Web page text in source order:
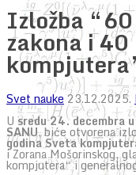
Izložba
zakona i
Svet nauke 23.12.2025.
U sredu 24. decembra
SANU, biće otvorena
godina Sveta
i Zorana Mošorinskog,
kompjutera“ i